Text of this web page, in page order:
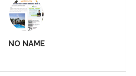
NO NAME